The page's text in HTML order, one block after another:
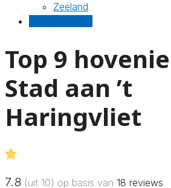
Zeeland
Top 9
Stad aan ’t
Haringvliet
7.8 (uit 10) op basis van 18 reviews